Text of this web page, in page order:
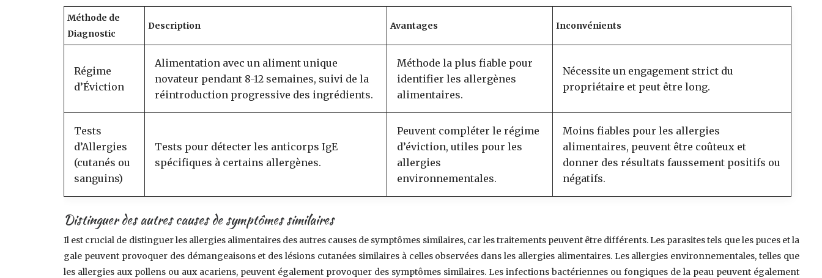
Méthode de
Diagnostic
Description Avantages Inconvénients
Régime
d’Éviction
Alimentation avec un aliment unique
novateur pendant 8-12 semaines, suivi de la
réintroduction progressive des ingrédients.
Méthode la plus fiable pour
identifier les allergènes
alimentaires.
Nécessite un engagement strict du
propriétaire et peut être long.
Tests
d’Allergies
(cutanés ou
sanguins)
Tests pour détecter les anticorps IgE
spécifiques à certains allergènes.
Peuvent compléter le régime
d’éviction, utiles pour les
allergies
environnementales.
Moins fiables pour les allergies
alimentaires, peuvent être coûteux et
donner des résultats faussement positifs ou
négatifs.
Distinguer des autres causes de symptômes similaires
Il est crucial de distinguer les allergies alimentaires des autres causes de symptômes similaires, car les traitements peuvent être différents. Les parasites tels que les puces et la
gale peuvent provoquer des démangeaisons et des lésions cutanées similaires à celles observées dans les allergies alimentaires. Les allergies environnementales, telles que
les allergies aux pollens ou aux acariens, peuvent également provoquer des symptômes similaires. Les infections bactériennes ou fongiques de la peau peuvent également